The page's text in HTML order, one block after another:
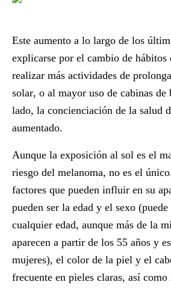
Este aumento a lo largo de los
explicarse por el cambio de hábitos
realizar más actividades de
solar, o al mayor uso de cabinas de
lado, la concienciación de la salud
aumentado.
Aunque la exposición al sol es el
riesgo del melanoma, no es el
factores que pueden influir en su
pueden ser la edad y el sexo (puede
cualquier edad, aunque más de la
aparecen a partir de los 55 años y
mujeres), el color de la piel y el
frecuente en pieles claras, así como